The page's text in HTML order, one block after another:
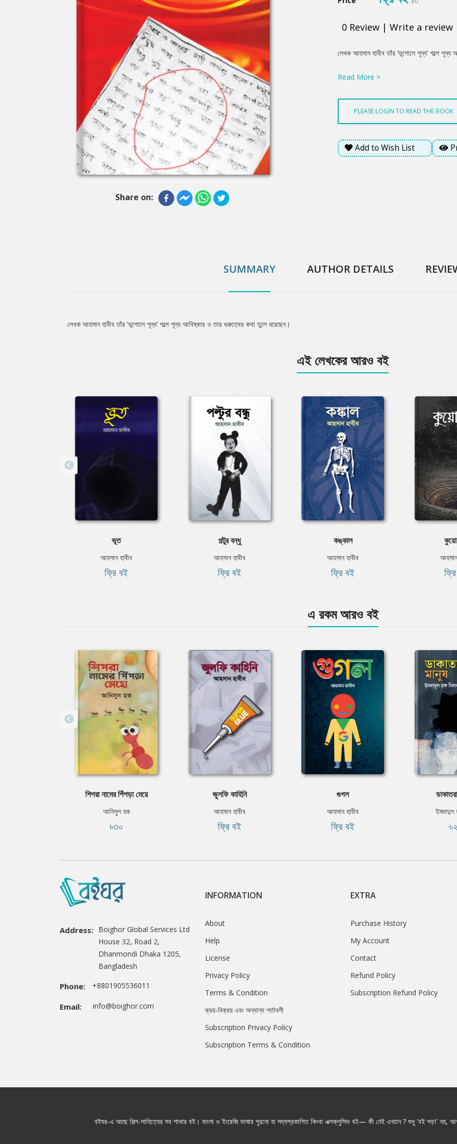
Share on:
0 Review | Write a review
Product
Summery
লেখক আহসান হাবীব তাঁর ‘ভূগোলে শূন্য’ গল্পে
Read More >
PLEASE LOGIN TO READ THE BOOK
Add to Wish List
SUMMARY AUTHOR DETAILS
Tab
লেখক আহসান হাবীব তাঁর ‘ভূগোলে শূন্য’ গল্পে শূন্য আবিষ্কার ও তার গুরুত্বের কথা তুলে ধরেছেন।
এই লেখকের আরও বই
ভূত
আহসান হাবীব
ফ্রি বই
পল্টুর বন্ধু
আহসান হাবীব
ফ্রি বই
কঙ্কাল
আহসান হাবীব
ফ্রি বই
কুয়ো
এ রকম আরও বই
শিপরা নামের পিঁপড়া মেয়ে
আনিসুল হক
৳৩০
জুলফি কাহিনি
আহসান হাবীব
ফ্রি বই
গুগল
আহসান হাবীব
ফ্রি বই
ইমদাদুল
Address: Boighor Global Services Ltd
House 32, Road 2,
Dhanmondi Dhaka 1205,
Bangladesh
Phone: +8801905536011
Email: info@boighor.com
INFORMATION
About
Help
License
Privacy Policy
Terms & Condition
ক্রয়-বিক্রয় এবং অন্যান্য শর্তাবলী
Subscription Privacy Policy
Subscription Terms & Condition
EXTRA
Purchase History
My Account
Contact
Refund Policy
Subscription Refund Policy
বইঘর-এ আছে শিল্প-সাহিত্যের সব শাখার বই। বাংলা ও ইংরেজি ভাষার পুরনো বা সদ্যপ্রকাশিত কিংবা এক্সক্লুসিভ বই— কী নেই এখানে ? শুধু 'বই পড়া' নয়,